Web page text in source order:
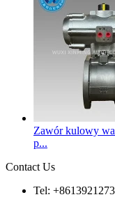
Zawór kulowy
p...
Contact Us
Tel: